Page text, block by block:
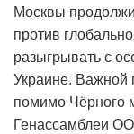
Москвы
против
разыгрывать с
Украине. Важной
помимо Чёрного
Генассамблеи